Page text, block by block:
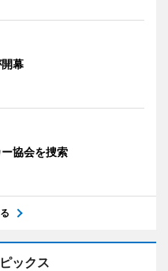
幕
協会を捜索
ックス